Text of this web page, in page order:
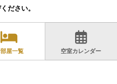
ださい。
屋一覧 空室カレンダー